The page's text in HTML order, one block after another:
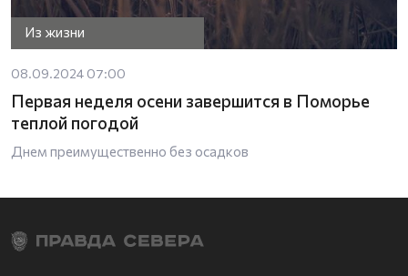
Из жизни
08.09.2024 07:00
Первая неделя осени завершится в Поморье
теплой погодой
Днем преимущественно без осадков